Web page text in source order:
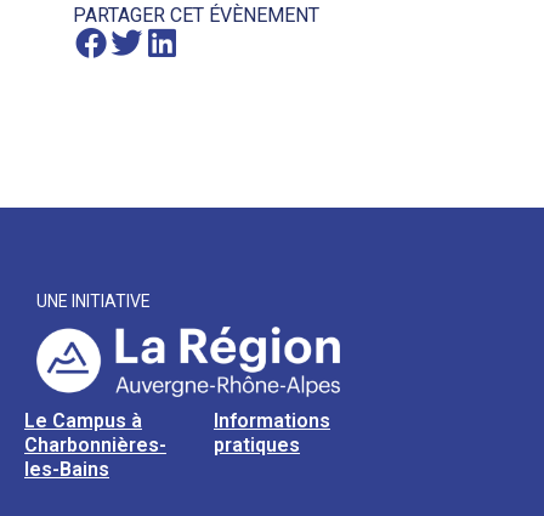
PARTAGER CET ÉVÈNEMENT
UNE INITIATIVE
Le Campus à
Charbonnières-
les-Bains
Informations
pratiques